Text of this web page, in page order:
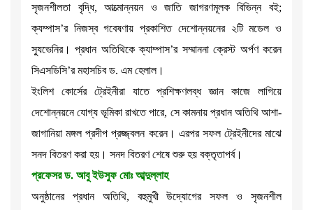
সৃজনশীলতা বৃদ্ধি, আত্মোন্নয়ন ও জাতি জাগরণমূলক বিভিন্ন বই;
ক্যম্পাস’র নিজস্ব গবেষণায় প্রকাশিত দেশোন্নয়নের ২টি মডেল ও
স্যুভেনির। প্রধান অতিথিকে ক্যাম্পাস’র সম্মাননা ক্রেস্ট অর্পণ করেন
সিএসডিসি’র মহাসচিব ড. এম হেলাল।
ইংলিশ কোর্সের ট্রেইনীরা যাতে প্রশিক্ষণলব্ধ জ্ঞান কাজে লাগিয়ে
দেশোন্নয়নে যোগ্য ভূমিকা রাখতে পারে, সে কামনায় প্রধান অতিথি আশা-
জাগানিয়া মঙ্গল প্রদীপ প্রজ্জ্বলন করেন। এরপর সফল ট্রেইনীদের মাঝে
সনদ বিতরণ করা হয়। সনদ বিতরণ শেষে শুরু হয় বক্তৃতাপর্ব।
প্রফেসর ড. আবু ইউসুফ মোঃ আব্দুল্লাহ
অনুষ্ঠানের প্রধান অতিথি, বহুমুখী উদ্যোগের সফল ও সৃজনশীল